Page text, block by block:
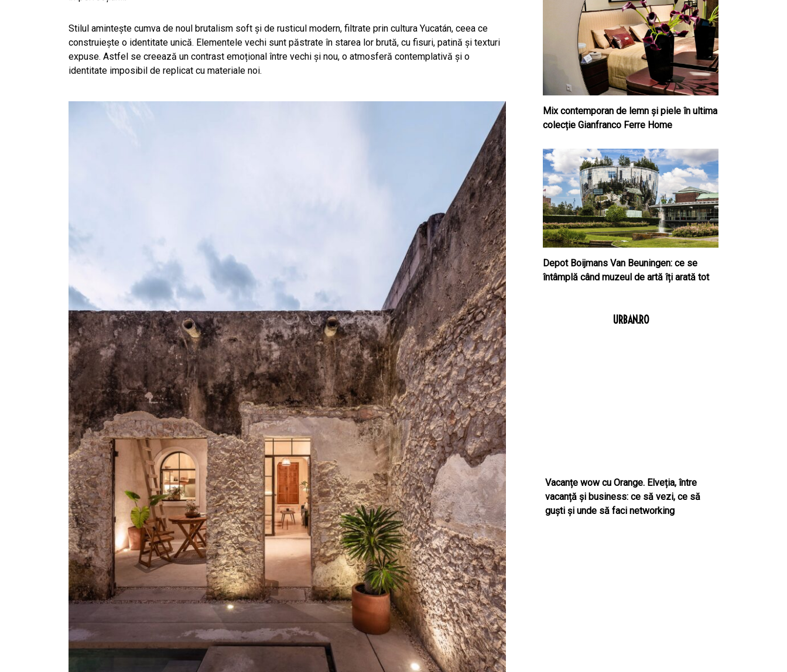
Stilul amintește cumva de noul brutalism soft și de rusticul modern, filtrate prin cultura Yucatán, ceea ce
construiește o identitate unică. Elementele vechi sunt păstrate în starea lor brută, cu fisuri, patină și texturi
expuse. Astfel se creează un contrast emoțional între vechi și nou, o atmosferă contemplativă și o
identitate imposibil de replicat cu materiale noi.
Mix contemporan de lemn şi piele în ultima
colecție Gianfranco Ferre Home
Depot Boijmans Van Beuningen: ce se
întâmplă când muzeul de artă îți arată tot
URBAN.RO
Vacanțe wow cu Orange. Elveția, între
vacanță și business: ce să vezi, ce să
guști și unde să faci networking